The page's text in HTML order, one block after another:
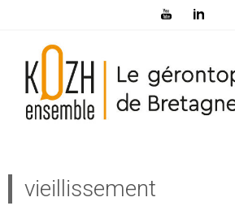
vieillissement